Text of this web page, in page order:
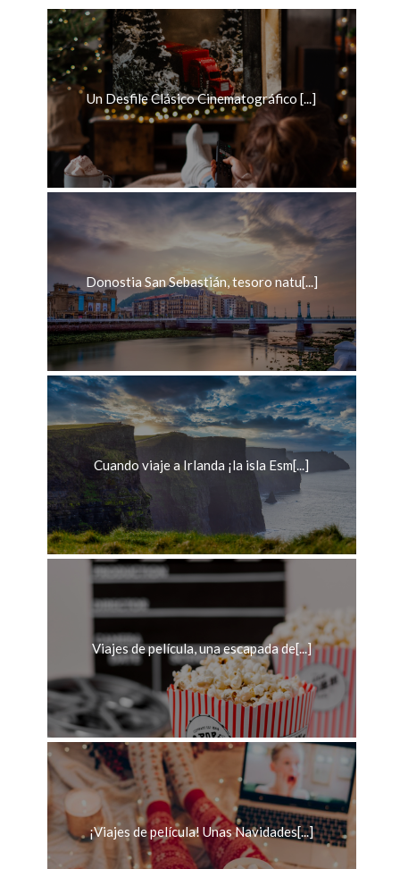
Un Desfile Clásico Cinematográfico [...]
Donostia San Sebastián, tesoro natu[...]
Cuando viaje a Irlanda ¡la isla Esm[...]
Viajes de película, una escapada de[...]
¡Viajes de película! Unas Navidades[...]